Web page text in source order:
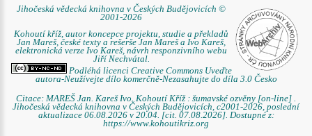
Jihočeská vědecká knihovna v Českých Budějovicích ©
2001-2026
Kohoutí kříž, autor koncepce projektu, studie a překladů
Jan Mareš, české texty a rešerše Jan Mareš a Ivo Kareš,
elektronická verze Ivo Kareš, návrh responzivního webu
Jiří Nechvátal.
Podléhá licenci Creative Commons Uveďte
autora-Neužívejte dílo komerčně-Nezasahujte do díla 3.0 Česko
Citace: MAREŠ Jan. Kareš Ivo. Kohoutí Kříž : šumavské ozvěny [on-line] .
Jihočeská vědecká knihovna v Českých Budějovicích, c2001-2026, poslední
aktualizace 06.08.2026 v 20.04. [cit. 07.08.2026]. Dostupné z:
https://www.kohoutikriz.org